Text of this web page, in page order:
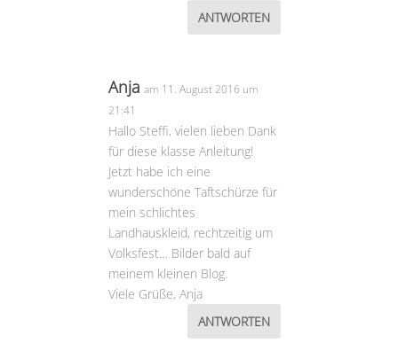
ANTWORTEN
Anja am 11. August 2016 um
21:41
Hallo Steffi, vielen lieben Dank
für diese klasse Anleitung!
Jetzt habe ich eine
wunderschöne Taftschürze für
mein schlichtes
Landhauskleid, rechtzeitig um
Volksfest… Bilder bald auf
meinem kleinen Blog.
Viele Grüße, Anja
ANTWORTEN